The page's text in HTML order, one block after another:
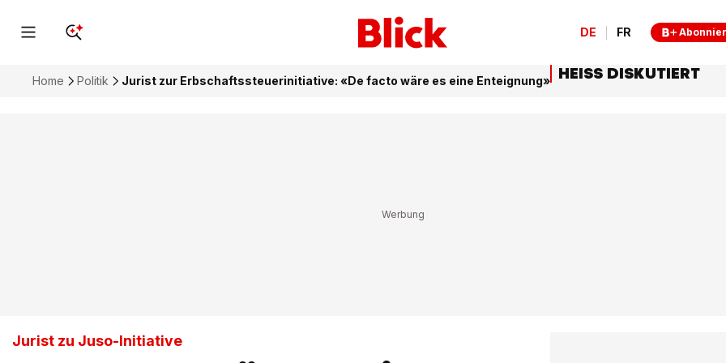
DE FR
Home Politik Jurist zur Erbschaftssteuerinitiative: «De facto wäre es eine Enteignung»
Jurist zu Juso-Initiative
HEISS DISKUTIERT